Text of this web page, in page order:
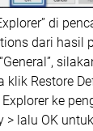
di
dari hasil
klik Restore
ke
> lalu OK